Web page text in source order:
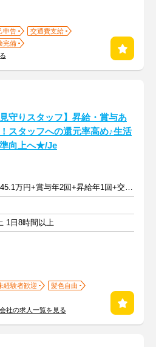
申告
交通費支給
完備
見守りスタッフ】昇給・賞与あ
スタッフへの還元率高め♪生活
向上へ★/Je
月給30～45.1万円+賞与年2回+昇給年1回+交通費全額
1日8時間以上
経験者歓迎
髪色自由
社の求人一覧を見る